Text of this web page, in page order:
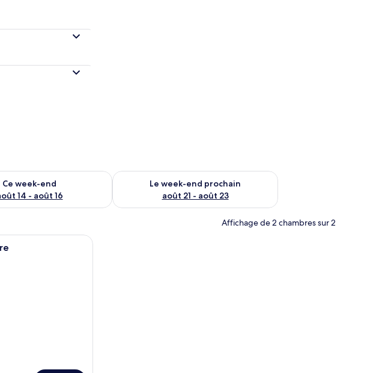
Ce week-end
14 - août 16
pour ce week-end août 14 - août 16
Le week-end prochain
août 21 - août 23
Vérifier la disponibilité pour le week-end prochain août 21 -
Affichage de 2 chambres sur 2
avec une literie blanche, un plaid bleu et deux tableaux abstraits accrochés au mur.
d’hôtel avec un grand lit, deux tables de chevet avec des lampes, une tête de lit en bois et des